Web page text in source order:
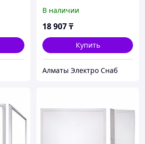
В наличии
18 907₸
Купить
Алматы Электро Снаб